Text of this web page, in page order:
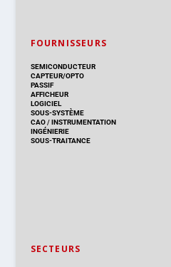
FOURNISSEURS
SEMICONDUCTEUR
CAPTEUR/OPTO
PASSIF
AFFICHEUR
LOGICIEL
SOUS-SYSTÈME
CAO/INSTRUMENTATION
INGÉNIERIE
SOUS-TRAITANCE
SECTEURS